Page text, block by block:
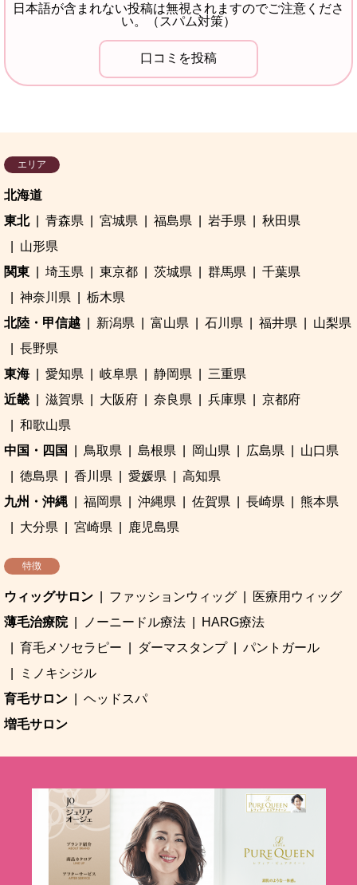
日本語が含まれない投稿は無視されますのでご注意くださ
い。（スパム対策）
エリア
北海道
東北
青森県 宮城県 福島県 岩手県
秋田県
山形県
関東
埼玉県 東京都 茨城県 群馬県
千葉県
神奈川県
栃木県
北陸・甲信越
新潟県 富山県 石川県 福井県
山梨県
長野県
東海
愛知県 岐阜県 静岡県
三重県
近畿
滋賀県 大阪府 奈良県 兵庫県
京都府
和歌山県
中国・四国
鳥取県 島根県 岡山県 広島県
山口県
徳島県
香川県 愛媛県
高知県
九州・沖縄
福岡県 沖縄県 佐賀県 長崎県
熊本県
大分県
宮崎県 鹿児島県
特徴
ウィッグサロン ファッションウィッグ
医療用ウィッグ
薄毛治療院
ノーニードル療法
HARG療法
育毛メソセラピー
ダーマスタンプ
パントガール
ミノキシジル
育毛サロン
ヘッドスパ
増毛サロン